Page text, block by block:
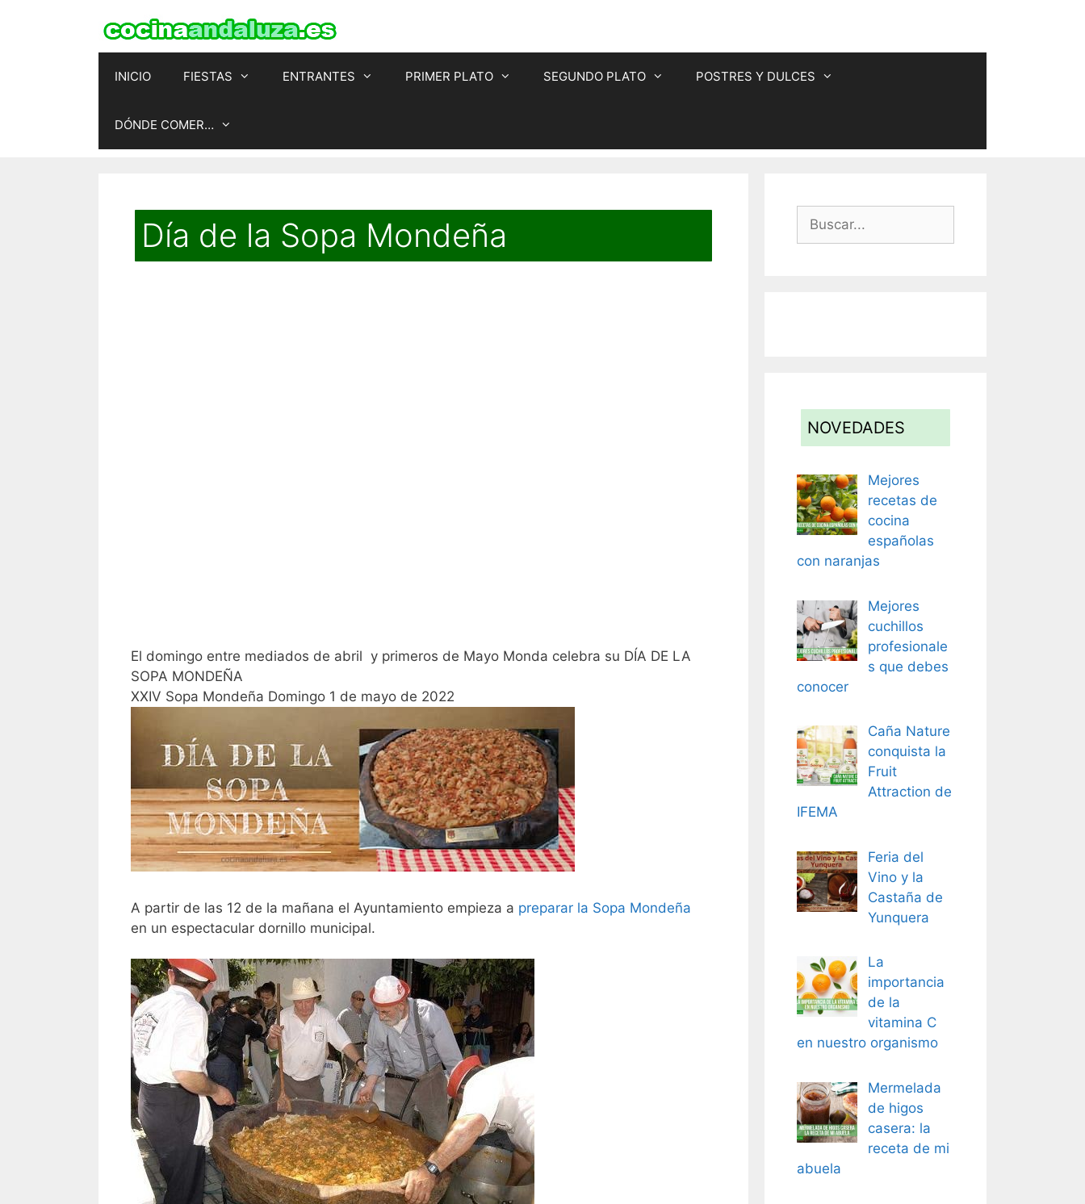
INICIO FIESTAS ENTRANTES PRIMER PLATO SEGUNDO PLATO POSTRES Y DULCES
DÓNDE COMER…
Día de la Sopa Mondeña
El domingo entre mediados de abril y primeros de Mayo Monda celebra su DÍA DE LA
SOPA MONDEÑA
XXIV Sopa Mondeña Domingo 1 de mayo de 2022
A partir de las 12 de la mañana el Ayuntamiento empieza a preparar la Sopa Mondeña
en un espectacular dornillo municipal.
Buscar:
NOVEDADES
Mejores
recetas de
cocina
españolas
con naranjas
Mejores
cuchillos
profesionale
s que debes
conocer
Caña Nature
conquista la
Fruit
Attraction de
IFEMA
Feria del
Vino y la
Castaña de
Yunquera
La
importancia
de la
vitamina C
en nuestro organismo
Mermelada
de higos
casera: la
receta de mi
abuela